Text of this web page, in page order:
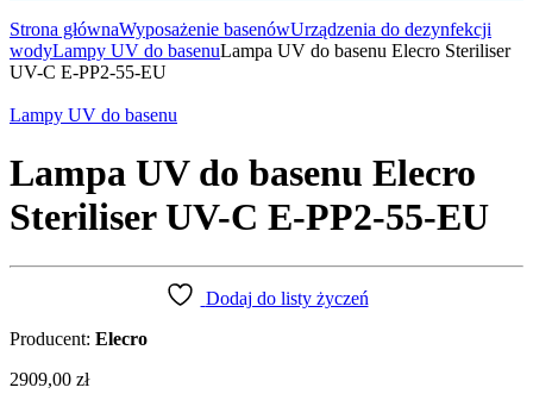
Strona głównaWyposażenie basenówUrządzenia do dezynfekcji
wodyLampy UV do basenuLampa UV do basenu Elecro Steriliser
UV-C E-PP2-55-EU
Lampy UV do basenu
Lampa UV do basenu Elecro
Steriliser UV-C E-PP2-55-EU
Dodaj do listy życzeń
Producent: Elecro
2909,00 zł